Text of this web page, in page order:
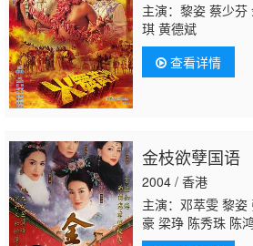
主演：黎姿 蔡少芬
琪 黄德斌
查看详情
金枝欲孽国语
2004 / 香港
主演：邓萃雯 黎姿
豪 梁琤 陈秀珠 陈